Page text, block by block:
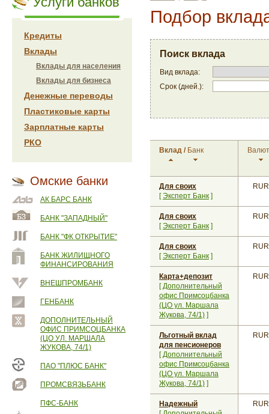
Кредиты
Вклады
Вклады для населения
Вклады для бизнеса
Денежные переводы
Пластиковые карты
Зарплатные карты
РКО
Омские банки
АК БАРС БАНК
БАНК "ЗАПАДНЫЙ"
БАНК "ФК ОТКРЫТИЕ"
БАНК ЖИЛИЩНОГО
ФИНАНСИРОВАНИЯ
ВНЕШПРОМБАНК
ГЕНБАНК
ДОПОЛНИТЕЛЬНЫЙ
ОФИС ПРИМСОЦБАНКА
(ЦО УЛ. МАРШАЛА
ЖУКОВА, 74/1)
ПАО "ПЛЮС БАНК"
ПРОМСВЯЗЬБАНК
ПФС-БАНК
Подбор
Поиск вклада
Вид вклада:
Срок (дней.):
Вклад / Банк
Для своих
[Эксперт Банк ]
RUR
Для своих
[Эксперт Банк ]
RUR
Для своих
[Эксперт Банк ]
RUR
Карта+депозит
[Дополнительный
офис Примсоцбанка
(ЦО ул. Маршала
Жукова, 74/1) ]
RUR
Льготный вклад
для пенсионеров
[Дополнительный
офис Примсоцбанка
(ЦО ул. Маршала
Жукова, 74/1) ]
RUR
Надежный
RUR